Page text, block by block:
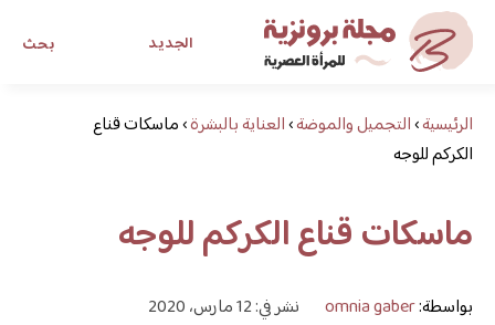
بحث الجديد
مجلة برونزية للفتاة العصريةالرئيسية›التجميل والموضة›العناية بالبشرة›ماسكات قناع
الكركم للوجه
ماسكات قناع الكركم للوجه
بواسطة:omnia gaber نشر في: 12 مارس، 2020